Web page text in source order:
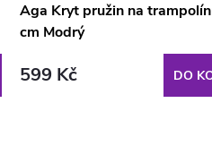
Aga Kryt pružin na
cm Modrý
599 Kč DO